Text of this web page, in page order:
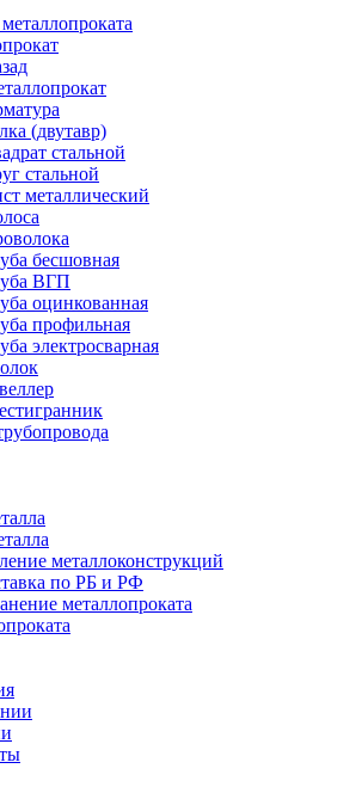
(двутавр)
стальной
стальной
металлический
бесшовная
ВГП
оцинкованная
профильная
электросварная
металлоконструкций
по РБ и РФ
металлопроката